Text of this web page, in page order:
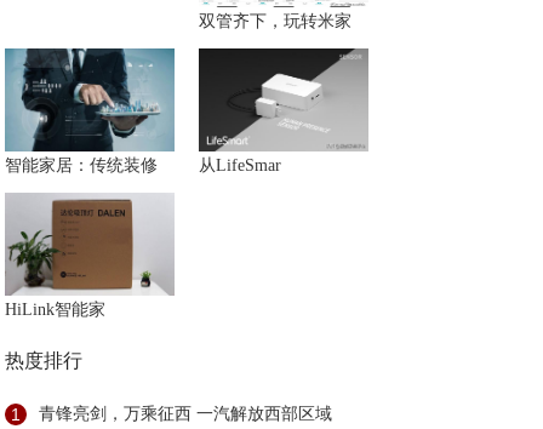
双管齐下，玩转米家
智能家居：传统装修 从LifeSmar
HiLink智能家
热度排行
1 青锋亮剑，万乘征西 一汽解放西部区域